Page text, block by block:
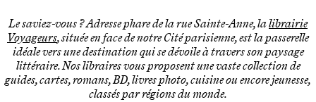
Le saviez-vous ? Adresse phare de la rue Sainte-Anne, lalibrairie
Voyageurs, située en face de notre Cité parisienne, est la passerelle
idéale vers une destination qui se dévoile à travers son paysage
littéraire. Nos libraires vous proposent une vaste collection de
guides, cartes, romans, BD, livres photo, cuisine ou encore jeunesse,
classés par régions du monde.